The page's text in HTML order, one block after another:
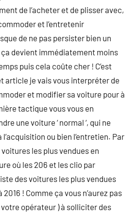
de l’acheter et de plisser avec,
et l’entretenir
de ne pas persister bien un
devient immédiatement moins
puis cela coûte cher ! C’est
article je vais vous interpréter de
et modifier sa voiture pour à
tactique vous vous en
une voiture ‘ normal ‘, qui ne
ou bien l’entretien. Par
voitures les plus vendues en
où les 206 et les clio par
des voitures les plus vendues
! Comme ça vous n’aurez pas
votre opérateur ) à solliciter des